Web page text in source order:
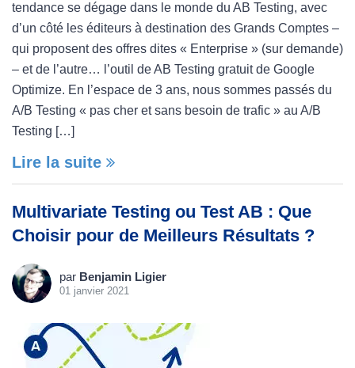
tendance se dégage dans le monde du AB Testing, avec
d’un côté les éditeurs à destination des Grands Comptes –
qui proposent des offres dites « Enterprise » (sur demande)
– et de l’autre… l’outil de AB Testing gratuit de Google
Optimize. En l’espace de 3 ans, nous sommes passés du
A/B Testing « pas cher et sans besoin de trafic » au A/B
Testing […]
Lire la suite
Multivariate Testing ou Test AB : Que
Choisir pour de Meilleurs Résultats ?
par Benjamin Ligier
01 janvier 2021